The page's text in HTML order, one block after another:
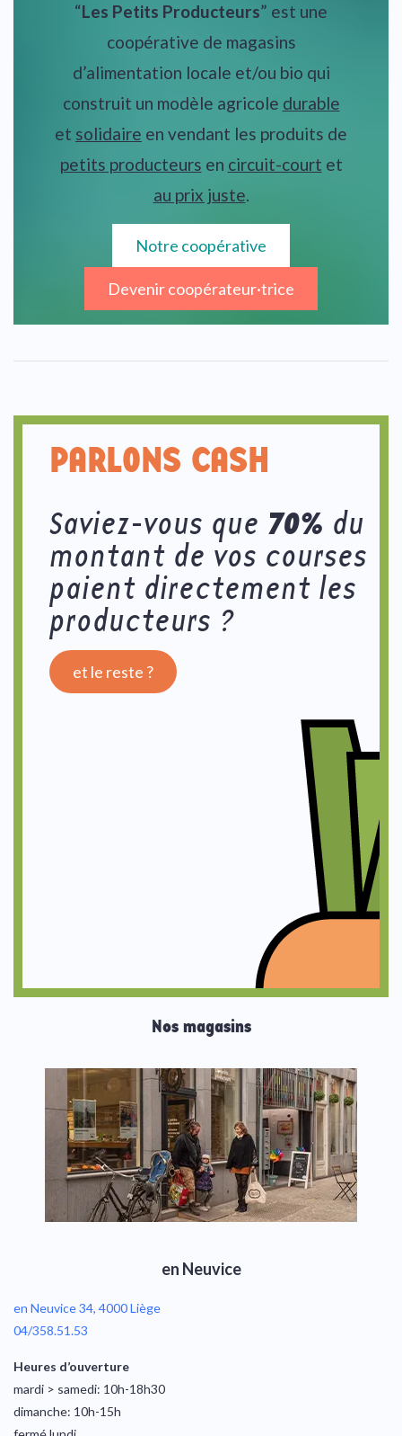
“Les Petits Producteurs” est une
coopérative de magasins
d’alimentation locale et/ou bio qui
construit un modèle agricole durable
et solidaire en vendant les produits de
petits producteurs en circuit-court et
au prix juste.
Notre coopérative
Devenir coopérateur·trice
PARLONS CASH
Saviez-vous que 70% du
montant de vos courses
paient directement les
producteurs ?
et le reste ?
Nos magasins
en Neuvice
en Neuvice 34, 4000 Liège
04/358.51.53
Heures d’ouverture
mardi > samedi: 10h-18h30
dimanche: 10h-15h